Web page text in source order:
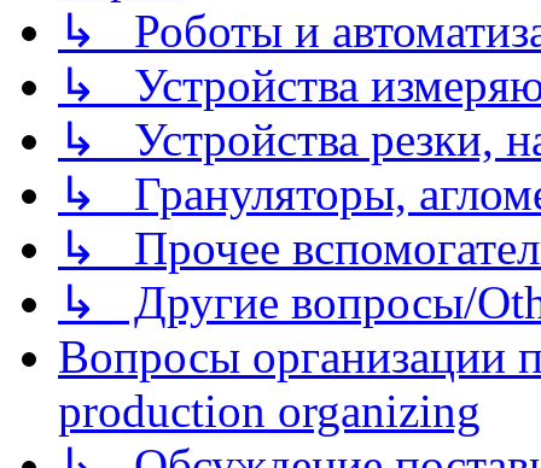
↳ Роботы и
↳ Устройства
↳ Устройства резки,
↳ Грануляторы,
↳ Прочее
↳ Другие вопросы/
Вопросы организации
production organizing